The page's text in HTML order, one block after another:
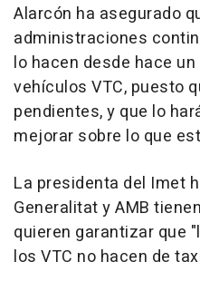
Alarcón ha asegurado
administraciones
lo hacen desde hace
vehículos VTC, puesto
pendientes, y que lo
mejorar sobre lo que
La presidenta del Imet
Generalitat y AMB
quieren garantizar que
los VTC no hacen de